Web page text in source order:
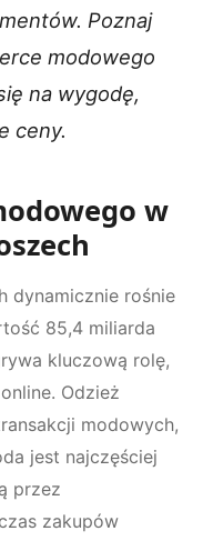
Poznaj
modowego
na wygodę,
ceny.
w
dynamicznie rośnie
85,4 miliarda
kluczową rolę,
Odzież
modowych,
jest najczęściej
przez
zakupów